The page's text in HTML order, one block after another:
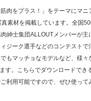
6/8放送）
肉をプラス！」をテーマにマニ
素材を掲載しています。全国
紳士集団ALLOUTメンバーが主
ジーク選手などのコンテストで
もマッチョなモデルなど、様々
す。こちらでダウンロードでき
利用可能ですので、ぜひ使って